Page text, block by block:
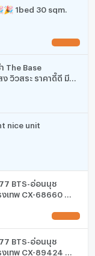
กิโลเมตร (ขับรถ
ลเมตร (ขับรถ 14
1bed 30 sqm.
The Base
วิวสระ ราคาดี๊ดี มี
!!!
nice unit
เทพ CX-68660 ✅
อบทันที ทีมงานมือ
เทพ CX-89424 ✅